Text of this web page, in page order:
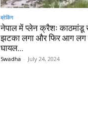
ब्रेकिंग
नेपाल में प्लेन क्रैशः काठमांडू
झटका लगा और फिर आग लग
घायल…
Swadha - July 24, 2024